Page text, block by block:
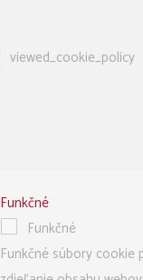
viewed_cookie_policy
Funkčné
Funkčné
Funkčné súbory